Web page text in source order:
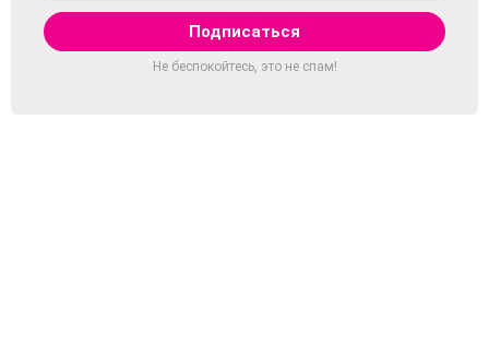
Не беспокойтесь, это не спам!